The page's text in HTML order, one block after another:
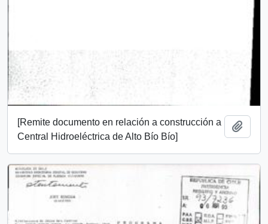
[Remite documento en relación a construcción a
Central Hidroeléctrica de Alto Bío Bío]